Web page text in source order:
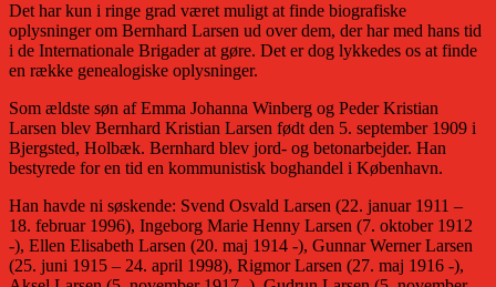
Det har kun i ringe grad været muligt at finde biografiske
oplysninger om Bernhard Larsen ud over dem, der har med hans tid
i de Internationale Brigader at gøre. Det er dog lykkedes os at finde
en række genealogiske oplysninger.
Som ældste søn af Emma Johanna Winberg og Peder Kristian
Larsen blev Bernhard Kristian Larsen født den 5. september 1909 i
Bjergsted, Holbæk. Bernhard blev jord- og betonarbejder. Han
bestyrede for en tid en kommunistisk boghandel i København.
Han havde ni søskende: Svend Osvald Larsen (22. januar 1911 –
18. februar 1996), Ingeborg Marie Henny Larsen (7. oktober 1912
-), Ellen Elisabeth Larsen (20. maj 1914 -), Gunnar Werner Larsen
(25. juni 1915 – 24. april 1998), Rigmor Larsen (27. maj 1916 -),